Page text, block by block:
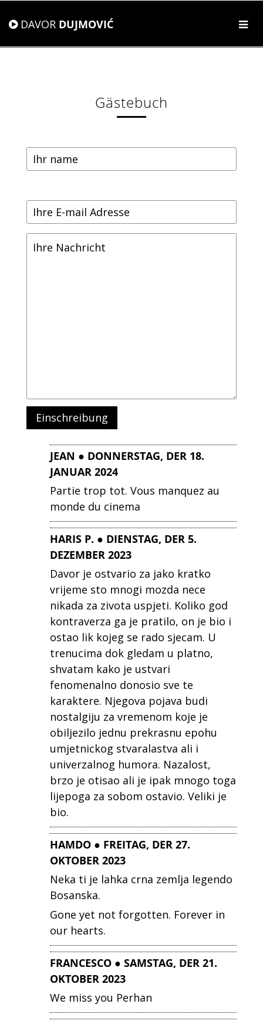
DAVOR DUJMOVIĆ
Gästebuch
JEAN ● DONNERSTAG, DER 18.
JANUAR 2024
Partie trop tot. Vous manquez au
monde du cinema
HARIS P. ● DIENSTAG, DER 5.
DEZEMBER 2023
Davor je ostvario za jako kratko
vrijeme sto mnogi mozda nece
nikada za zivota uspjeti. Koliko god
kontraverza ga je pratilo, on je bio i
ostao lik kojeg se rado sjecam. U
trenucima dok gledam u platno,
shvatam kako je ustvari
fenomenalno donosio sve te
karaktere. Njegova pojava budi
nostalgiju za vremenom koje je
obiljezilo jednu prekrasnu epohu
umjetnickog stvaralastva ali i
univerzalnog humora. Nazalost,
brzo je otisao ali je ipak mnogo toga
lijepoga za sobom ostavio. Veliki je
bio.
HAMDO ● FREITAG, DER 27.
OKTOBER 2023
Neka ti je lahka crna zemlja legendo
Bosanska.
Gone yet not forgotten. Forever in
our hearts.
FRANCESCO ● SAMSTAG, DER 21.
OKTOBER 2023
We miss you Perhan